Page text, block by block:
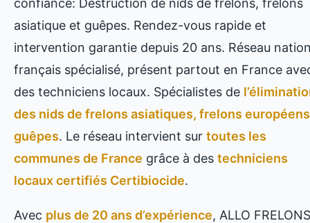
confiance: Destruction de nids de frelons, frelons
asiatique et guêpes. Rendez-vous rapide et
intervention garantie depuis 20 ans. Réseau
français spécialisé, présent partout en France
des techniciens locaux. Spécialistes de
des nids de frelons asiatiques, frelons
guêpes. Le réseau intervient sur toutes les
communes de France grâce à des techniciens
locaux certifiés Certibiocide.
Avec plus de 20 ans d’expérience, ALLO FRELONS